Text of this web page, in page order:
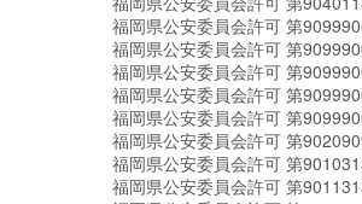
福岡県公安委員会許可 第
福岡県公安委員会許可 第
福岡県公安委員会許可 第
福岡県公安委員会許可 第
福岡県公安委員会許可 第
福岡県公安委員会許可 第
福岡県公安委員会許可 第
福岡県公安委員会許可 第